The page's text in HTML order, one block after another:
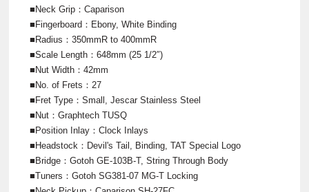
■Neck Grip：Caparison
■Fingerboard：Ebony, White Binding
■Radius：350mmR to 400mmR
■Scale Length：648mm (25 1/2″)
■Nut Width：42mm
■No. of Frets：27
■Fret Type：Small, Jescar Stainless Steel
■Nut：Graphtech TUSQ
■Position Inlay：Clock Inlays
■Headstock：Devil's Tail, Binding, TAT Special Logo
■Bridge：Gotoh GE-103B-T, String Through Body
■Tuners：Gotoh SG381-07 MG-T Locking